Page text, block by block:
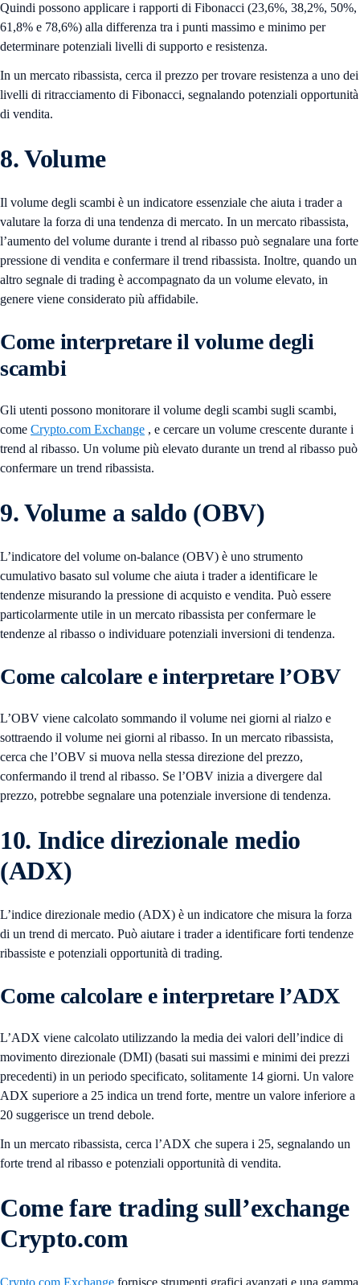
Quindi possono applicare i rapporti di Fibonacci (23,6%, 38,2%, 50%,
61,8% e 78,6%) alla differenza tra i punti massimo e minimo per
determinare potenziali livelli di supporto e resistenza.
In un mercato ribassista, cerca il prezzo per trovare resistenza a uno dei
livelli di ritracciamento di Fibonacci, segnalando potenziali opportunità
di vendita.
8. Volume
Il volume degli scambi è un indicatore essenziale che aiuta i trader a
valutare la forza di una tendenza di mercato. In un mercato ribassista,
l’aumento del volume durante i trend al ribasso può segnalare una forte
pressione di vendita e confermare il trend ribassista. Inoltre, quando un
altro segnale di trading è accompagnato da un volume elevato, in
genere viene considerato più affidabile.
Come interpretare il volume degli
scambi
Gli utenti possono monitorare il volume degli scambi sugli scambi,
come Crypto.com Exchange , e cercare un volume crescente durante i
trend al ribasso. Un volume più elevato durante un trend al ribasso può
confermare un trend ribassista.
9. Volume a saldo (OBV)
L’indicatore del volume on-balance (OBV) è uno strumento
cumulativo basato sul volume che aiuta i trader a identificare le
tendenze misurando la pressione di acquisto e vendita. Può essere
particolarmente utile in un mercato ribassista per confermare le
tendenze al ribasso o individuare potenziali inversioni di tendenza.
Come calcolare e interpretare l’OBV
L’OBV viene calcolato sommando il volume nei giorni al rialzo e
sottraendo il volume nei giorni al ribasso. In un mercato ribassista,
cerca che l’OBV si muova nella stessa direzione del prezzo,
confermando il trend al ribasso. Se l’OBV inizia a divergere dal
prezzo, potrebbe segnalare una potenziale inversione di tendenza.
10. Indice direzionale medio
(ADX)
L’indice direzionale medio (ADX) è un indicatore che misura la forza
di un trend di mercato. Può aiutare i trader a identificare forti tendenze
ribassiste e potenziali opportunità di trading.
Come calcolare e interpretare l’ADX
L’ADX viene calcolato utilizzando la media dei valori dell’indice di
movimento direzionale (DMI) (basati sui massimi e minimi dei prezzi
precedenti) in un periodo specificato, solitamente 14 giorni. Un valore
ADX superiore a 25 indica un trend forte, mentre un valore inferiore a
20 suggerisce un trend debole.
In un mercato ribassista, cerca l’ADX che supera i 25, segnalando un
forte trend al ribasso e potenziali opportunità di vendita.
Come fare trading sull’exchange
Crypto.com